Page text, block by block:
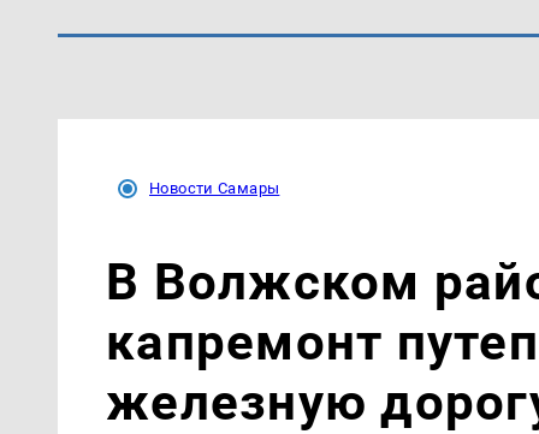
Новости Самары
В Волжском
капремонт
железную